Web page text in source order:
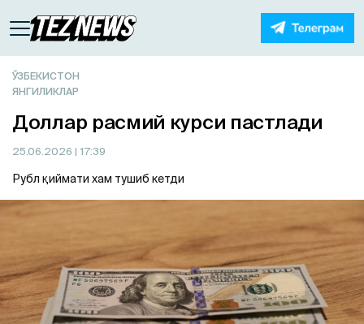
ЎЗБЕКИСТОН
ЯНГИЛИКЛАР
Доллар расмий курси пастлади
25.06.2026 | 17:39
Рубл қиймати хам тушиб кетди